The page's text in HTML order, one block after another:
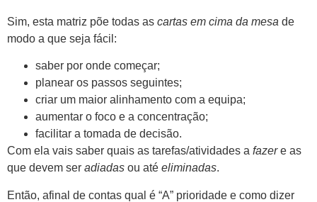
Sim, esta matriz põe todas as cartas em cima da mesa de
modo a que seja fácil:
saber por onde começar;
planear os passos seguintes;
criar um maior alinhamento com a equipa;
aumentar o foco e a concentração;
facilitar a tomada de decisão.
Com ela vais saber quais as tarefas/atividades a fazere as
que devem ser adiadas ou até eliminadas.
Então, afinal de contas qual é “A” prioridade e como dizer